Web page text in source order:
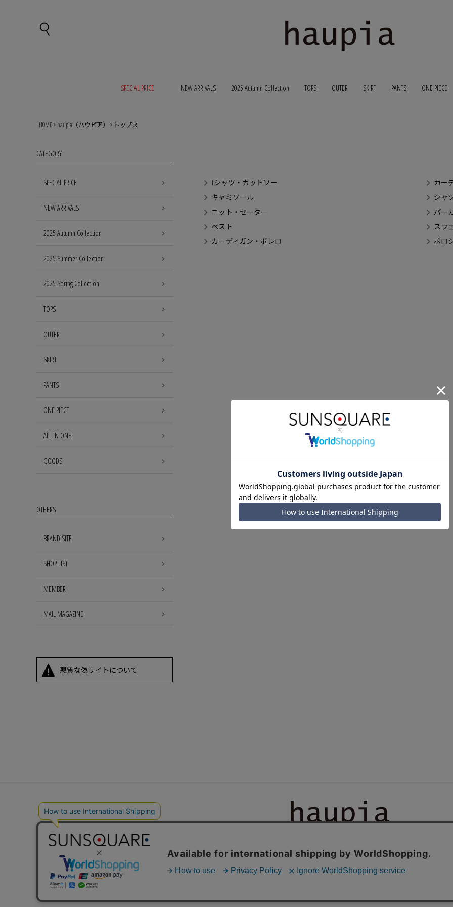
SPECIAL PRICE NEW ARRIVALS 2025 Autumn Collection TOPS OUTER SKIRT PANTS ONE PIECE
HOME haupia（ハウピア） トップス
CATEGORY
SPECIAL PRICE
NEW ARRIVALS
2025 Autumn Collection
2025 Summer Collection
2025 Spring Collection
TOPS
OUTER
SKIRT
PANTS
ONE PIECE
ALL IN ONE
GOODS
OTHERS
BRAND SITE
SHOP LIST
MEMBER
MAIL MAGAZINE
悪質な偽サイトについて
Tシャツ・カットソー
カー
キャミソール
シャ
ニット・セーター
パー
ベスト
スウ
カーディガン・ボレロ
ポロ
ブランドサイト ご利用ガイド メールマガジン登録 サイズについて よくある質問 洋服のお手入れ方法
特定商法取引
プライバシーポリシー
会社概要 お問い合わせ ログイン